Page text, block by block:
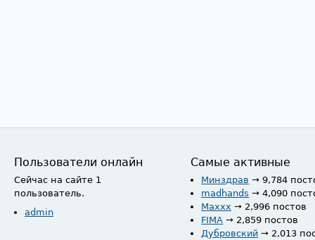
Пользователи онлайн
Сейчас на сайте 1
пользователь.
admin
Самые активные
Минздрав → 9,784
madhands → 4,090
Maxxx → 2,996 постов
FIMA → 2,859 постов
Дубровский → 2,013